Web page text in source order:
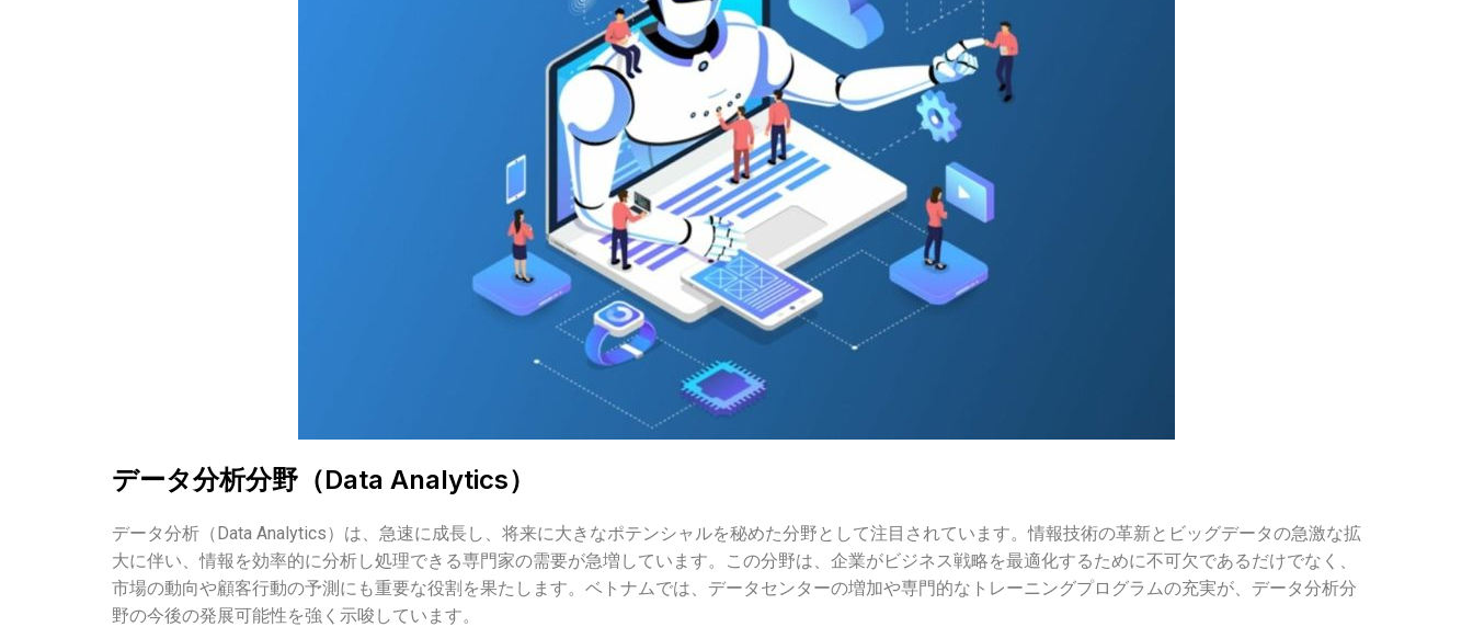
データ分析分野（Data Analytics）
データ分析（Data Analytics）は、急速に成長し、将来に大きなポテンシャルを秘めた分野として注目されています。情報技術の革新とビッグデータの急激な拡
大に伴い、情報を効率的に分析し処理できる専門家の需要が急増しています。この分野は、企業がビジネス戦略を最適化するために不可欠であるだけでなく、
市場の動向や顧客行動の予測にも重要な役割を果たします。ベトナムでは、データセンターの増加や専門的なトレーニングプログラムの充実が、データ分析分
野の今後の発展可能性を強く示唆しています。